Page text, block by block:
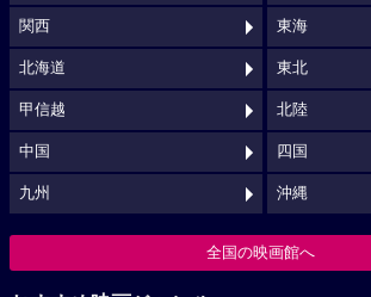
関西 東海
北海道 東北
甲信越 北陸
中国 四国
九州 沖縄
全国の映画館へ